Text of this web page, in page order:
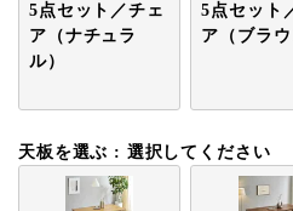
5点セット／チェ
ア（ナチュラ
ル）
5点セット
ア（ブラウ
天板を選ぶ 選択してください